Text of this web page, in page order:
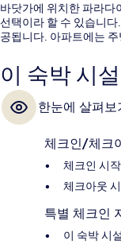
바닷가에 위치한 파라다
선택이라 할 수 있습니
공됩니다. 아파트에는
이 숙박 시
한눈에 살펴보
체크인/체크
체크인 시
체크아웃
특별 체크인
이 숙박 시